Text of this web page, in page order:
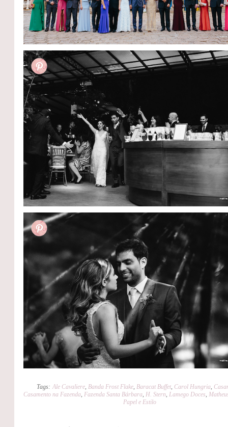
Tags: Ale Cavaliere,Banda Frost Flake,Baracat Buffet, Carol Hungria,
Casamento na Fazenda, Fazenda Santa Bárbara, H. Stern, Lamego Doces,
Papel e Estilo